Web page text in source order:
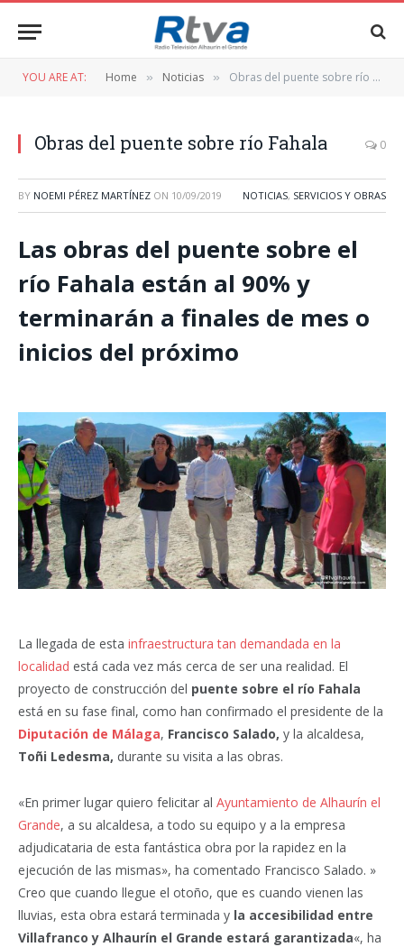
YOU ARE AT: Home » Noticias » Obras del puente sobre río Fahala
Obras del puente sobre río Fahala 0
BY NOEMI PÉREZ MARTÍNEZ ON 10/09/2019 NOTICIAS, SERVICIOS Y OBRAS
Las obras del puente sobre el
río Fahala están al 90% y
terminarán a finales de mes o
inicios del próximo
La llegada de esta infraestructura tan demandada en la
localidad está cada vez más cerca de ser una realidad. El
proyecto de construcción del puente sobre el río Fahala
está en su fase final, como han confirmado el presidente de la
Diputación de Málaga, Francisco Salado, y la alcaldesa,
Toñi Ledesma, durante su visita a las obras.
«En primer lugar quiero felicitar al Ayuntamiento de Alhaurín el
Grande, a su alcaldesa, a todo su equipo y a la empresa
adjudicataria de esta fantástica obra por la rapidez en la
ejecución de las mismas», ha comentado Francisco Salado. »
Creo que cuando llegue el otoño, que es cuando vienen las
lluvias, esta obra estará terminada y la accesibilidad entre
Villafranco y Alhaurín el Grande estará garantizada«, ha